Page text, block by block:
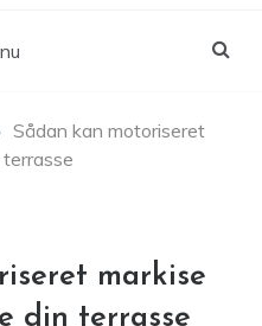
Sådan kan motoriseret
markise
din terrasse